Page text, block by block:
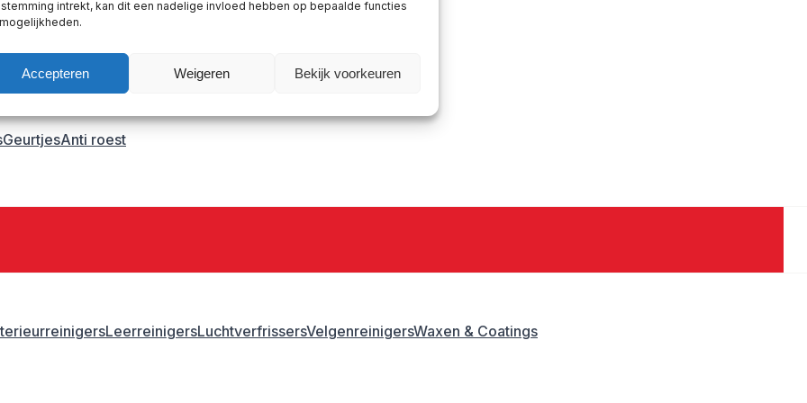
intrekt, kan dit een nadelige invloed hebben op bepaalde functies
Accepteren Weigeren Bekijk voorkeuren
primer
GeurtjesAnti roest
LeerreinigersLuchtverfrissersVelgenreinigersWaxen & Coatings